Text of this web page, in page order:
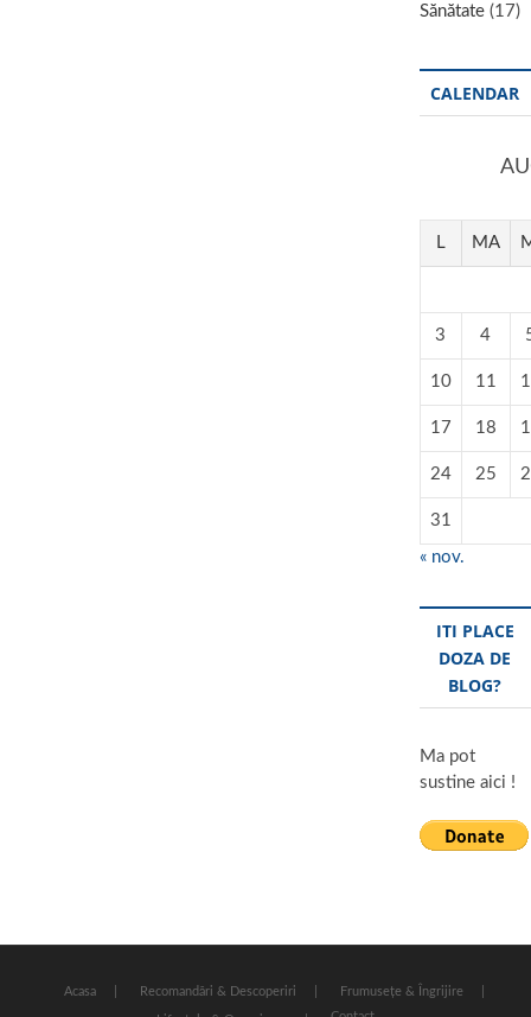
Sănătate(17)
CALENDAR
L MA
3 4
10 11
17 18
24 25
31
« nov.
ITI PLACE
DOZA DE
BLOG?
Ma pot
sustine aici !
Acasa Recomandări & Descoperiri Frumusețe & Îngrijire